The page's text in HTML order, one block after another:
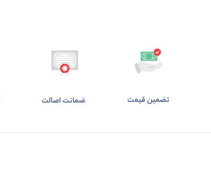
تضمین قیمت ضمانت اصالت